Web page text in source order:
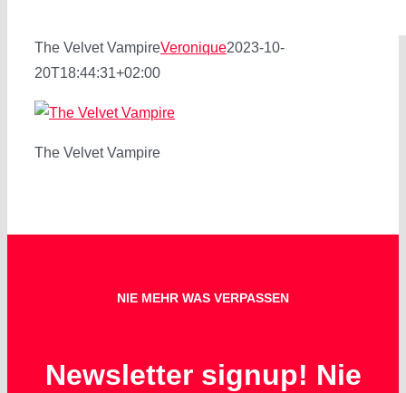
The Velvet VampireVeronique2023-10-
20T18:44:31+02:00
The Velvet Vampire
NIE MEHR WAS VERPASSEN
Newsletter signup! Nie